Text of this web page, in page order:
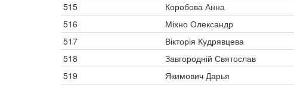
515
Коробова Анна
516
Міхно Олександр
517
Вікторія Кудрявцева
518
Завгородній Святослав
519
Якимович Дарья